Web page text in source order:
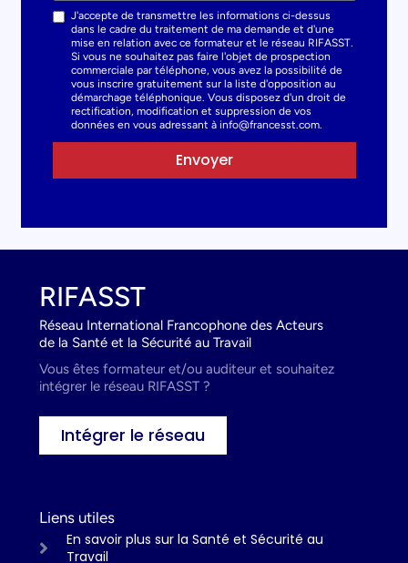
J'accepte de transmettre les informations ci-dessus
dans le cadre du traitement de ma demande et d'une
mise en relation avec ce formateur et le réseau RIFASST.
Si vous ne souhaitez pas faire l'objet de prospection
commerciale par téléphone, vous avez la possibilité de
vous inscrire gratuitement sur la liste d'opposition au
démarchage téléphonique. Vous disposez d'un droit de
rectification, modification et suppression de vos
données en vous adressant à info@francesst.com.
Envoyer
RIFASST
Réseau International Francophone des Acteurs
de la Santé et la Sécurité au Travail
Vous êtes formateur et/ou auditeur et souhaitez
intégrer le réseau RIFASST ?
Intégrer le réseau
Liens utiles
En savoir plus sur la Santé et Sécurité au
Travail